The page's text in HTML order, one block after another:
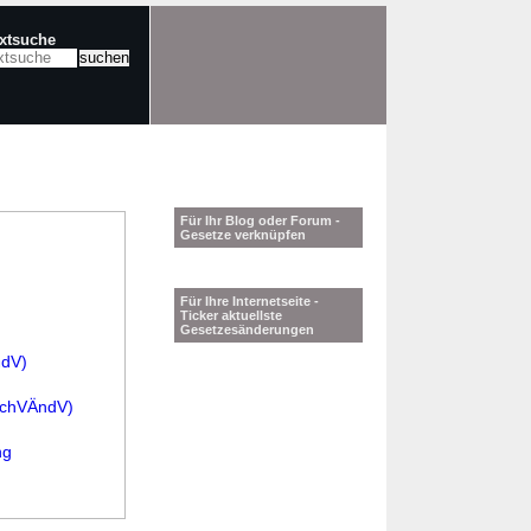
Für Ihr Blog oder Forum -
Gesetze verknüpfen
Für Ihre Internetseite -
Ticker aktuellste
Gesetzesänderungen